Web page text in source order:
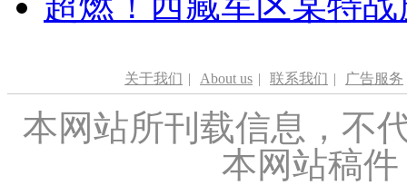
关于我们 | About us | 联系我们 | 广告服务
本网站所刊载信息，不
本网站稿